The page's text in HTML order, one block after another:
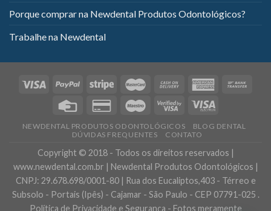
Porque comprar na Newdental Produtos Odontológicos?
Trabalhe na Newdental
NEWDENTAL PRODUTOS ODONTOLÓGICOS
BLOG DENTAL
DÚVIDAS FREQUENTES
CONTATO
Copyright © 2018 - Todos os direitos reservados |
www.newdental.com.br | Newdental Produtos Odontológicos |
CNPJ: 29.678.698/0001-80 | Rua dos Eucaliptos,403 - Térreo e
Subsolo - Portais (Ipês) - Cajamar - São Paulo - CEP 07791-025 .
Política de Privacidade e Segurança - Fotos meramente